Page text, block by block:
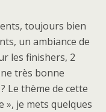
toujours bien
un ambiance de
les finishers, 2
très bonne
Le thème de cette
», je mets quelques